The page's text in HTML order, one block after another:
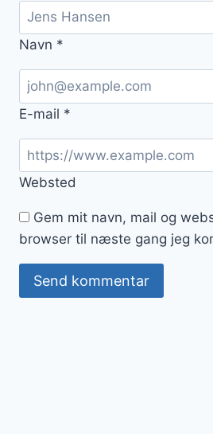
Navn *
E-mail *
Websted
Gem mit navn, mail og
browser til næste gang jeg